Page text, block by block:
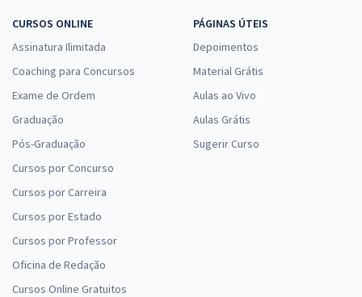
CURSOS ONLINE
Assinatura Ilimitada
Coaching para Concursos
Exame de Ordem
Graduação
Pós-Graduação
Cursos por Concurso
Cursos por Carreira
Cursos por Estado
Cursos por Professor
Oficina de Redação
Cursos Online Gratuitos
PÁGINAS ÚTEIS
Depoimentos
Material Grátis
Aulas ao Vivo
Aulas Grátis
Sugerir Curso